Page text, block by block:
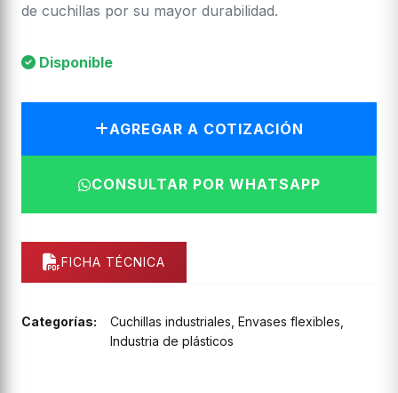
de cuchillas por su mayor durabilidad.
Disponible
AGREGAR A COTIZACIÓN
CONSULTAR POR WHATSAPP
FICHA TÉCNICA
Categorías: Cuchillas industriales Envases flexibles
Industria de plásticos